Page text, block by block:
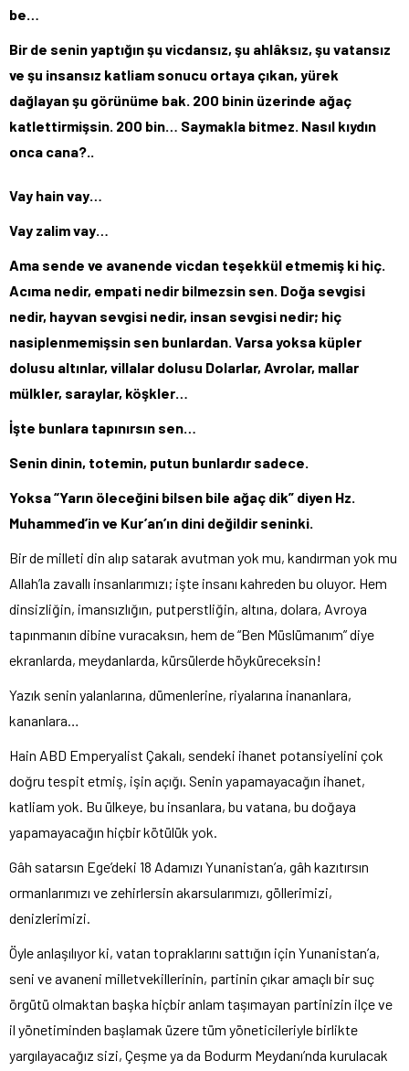
be…
Bir de senin yaptığın şu vicdansız, şu ahlâksız, şu vatansız
ve şu insansız katliam sonucu ortaya çıkan, yürek
dağlayan şu görünüme bak. 200 binin üzerinde ağaç
katlettirmişsin. 200 bin… Saymakla bitmez. Nasıl kıydın
onca cana?..
Vay hain vay…
Vay zalim vay…
Ama sende ve avanende vicdan teşekkül etmemiş ki hiç.
Acıma nedir, empati nedir bilmezsin sen. Doğa sevgisi
nedir, hayvan sevgisi nedir, insan sevgisi nedir; hiç
nasiplenmemişsin sen bunlardan. Varsa yoksa küpler
dolusu altınlar, villalar dolusu Dolarlar, Avrolar, mallar
mülkler, saraylar, köşkler…
İşte bunlara tapınırsın sen…
Senin dinin, totemin, putun bunlardır sadece.
Yoksa “Yarın öleceğini bilsen bile ağaç dik” diyen Hz.
Muhammed’in ve Kur’an’ın dini değildir seninki.
Bir de milleti din alıp satarak avutman yok mu, kandırman yok mu
Allah’la zavallı insanlarımızı; işte insanı kahreden bu oluyor. Hem
dinsizliğin, imansızlığın, putperstliğin, altına, dolara, Avroya
tapınmanın dibine vuracaksın, hem de “Ben Müslümanım” diye
ekranlarda, meydanlarda, kürsülerde höyküreceksin!
Yazık senin yalanlarına, dümenlerine, riyalarına inananlara,
kananlara…
Hain ABD Emperyalist Çakalı, sendeki ihanet potansiyelini çok
doğru tespit etmiş, işin açığı. Senin yapamayacağın ihanet,
katliam yok. Bu ülkeye, bu insanlara, bu vatana, bu doğaya
yapamayacağın hiçbir kötülük yok.
Gâh satarsın Ege’deki 18 Adamızı Yunanistan’a, gâh kazıtırsın
ormanlarımızı ve zehirlersin akarsularımızı, göllerimizi,
denizlerimizi.
Öyle anlaşılıyor ki, vatan topraklarını sattığın için Yunanistan’a,
seni ve avaneni milletvekillerinin, partinin çıkar amaçlı bir suç
örgütü olmaktan başka hiçbir anlam taşımayan partinizin ilçe ve
il yönetiminden başlamak üzere tüm yöneticileriyle birlikte
yargılayacağız sizi, Çeşme ya da Bodurm Meydanı’nda kurulacak